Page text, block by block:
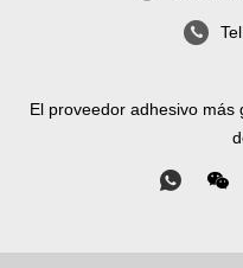
El proveedor adhesivo más